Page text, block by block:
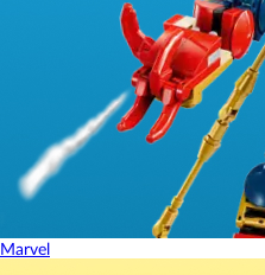
Marvel